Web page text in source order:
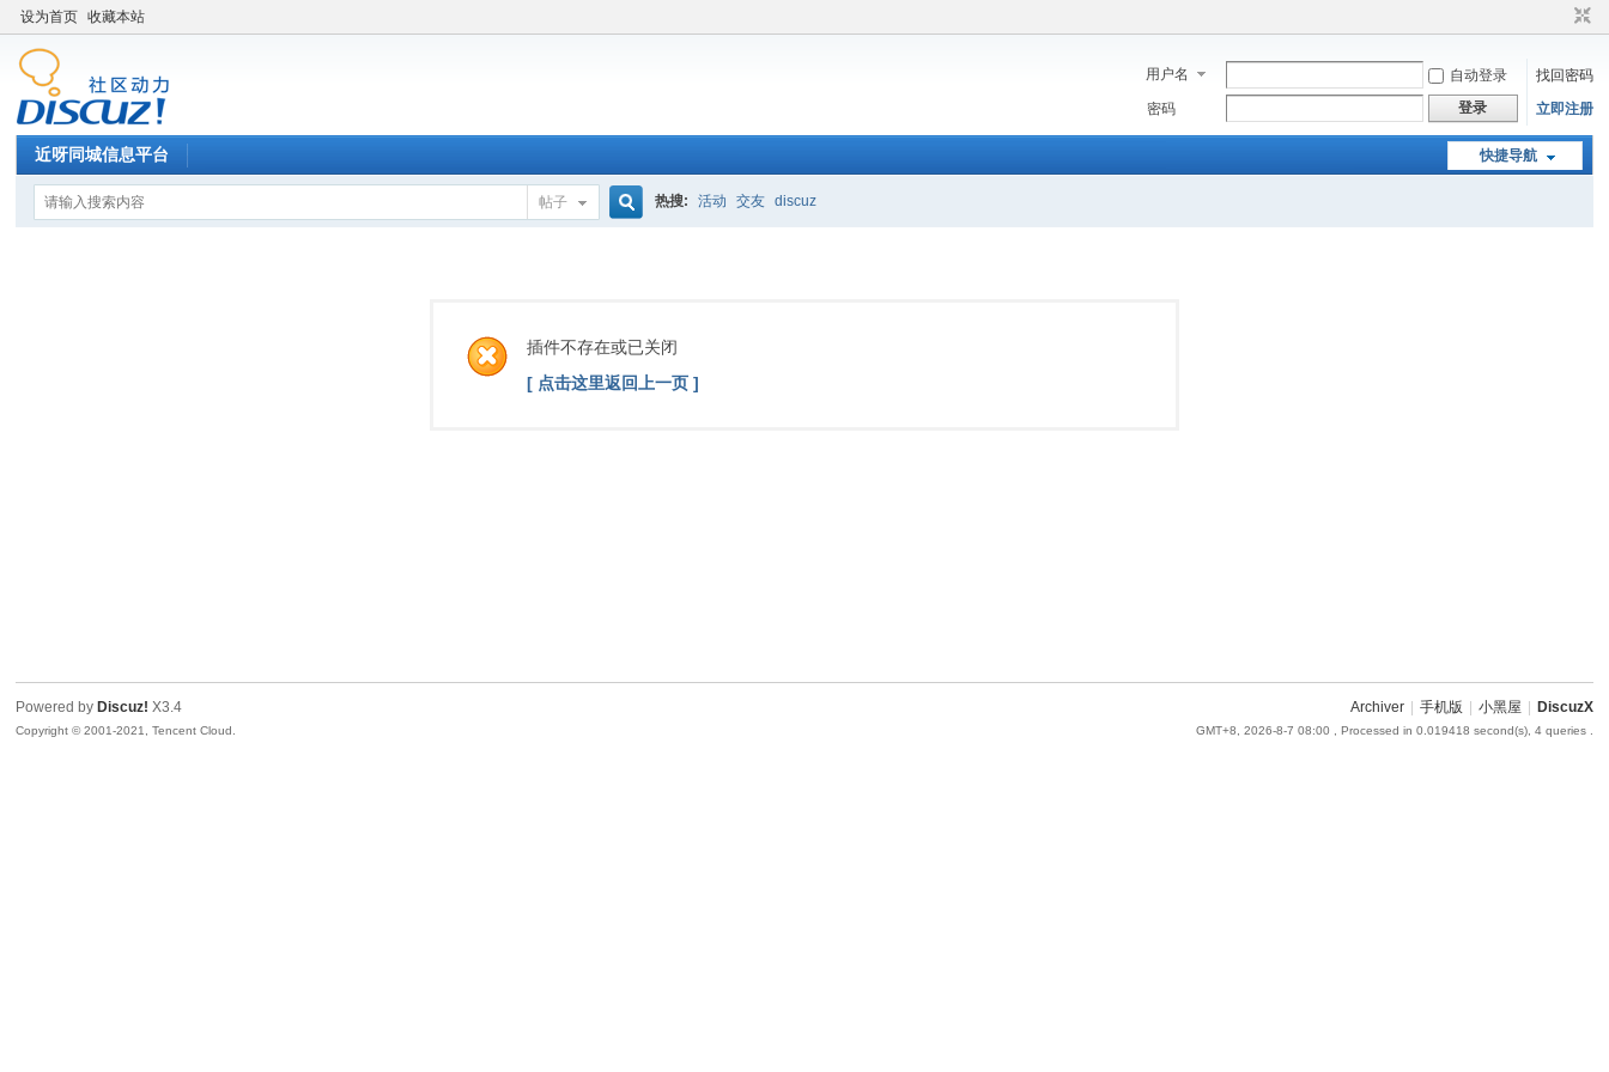
设为首页 收藏本站
用户名 自动登录
找回密码
密码
登录 立即注册
快捷导航
近呀同城信息平台
帖子
索
热搜: 活动 交友 discuz
插件不存在或已关闭
[ 点击这里返回上一页 ]
Archiver 手机版 小黑屋 DiscuzX
GMT+8, 2026-8-7 08:00 , Processed in 0.019418 second(s), 4 queries .
Powered by Discuz! X3.4
Copyright © 2001-2021, Tencent Cloud.